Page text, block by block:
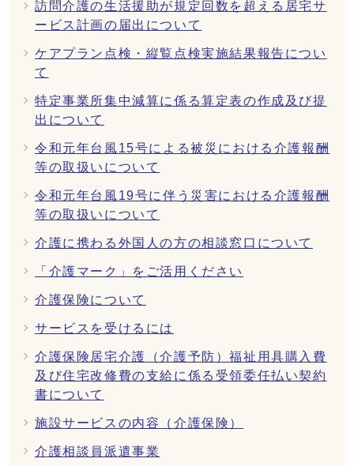
訪問介護の生活援助が規定回数を超える居宅サ
ービス計画の届出について
ケアプラン点検・縦覧点検実施結果報告につい
て
特定事業所集中減算に係る算定表の作成及び提
出について
令和元年台風15号による被災における介護報酬
等の取扱いについて
令和元年台風19号に伴う災害における介護報酬
等の取扱いについて
介護に携わる外国人の方の相談窓口について
「介護マーク」をご活用ください
介護保険について
サービスを受けるには
介護保険居宅介護（介護予防）福祉用具購入費
及び住宅改修費の支給に係る受領委任払い契約
書について
施設サービスの内容（介護保険）
介護相談員派遣事業